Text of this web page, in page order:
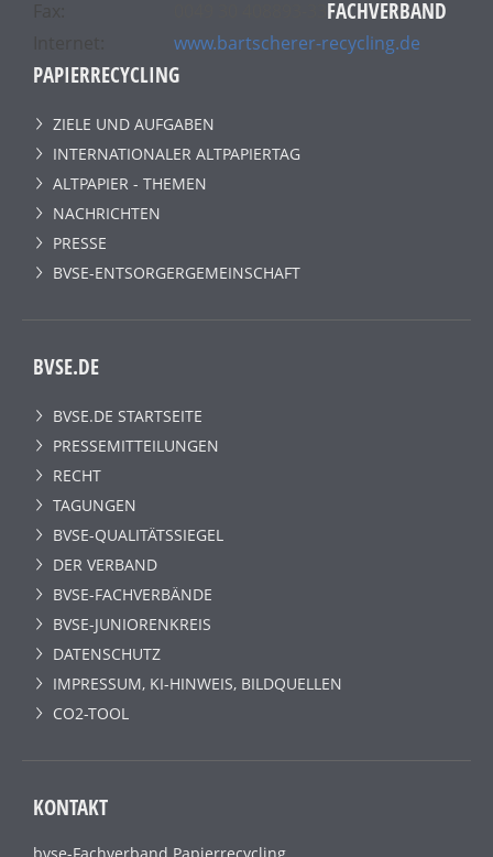
www.bartscherer-recycling.de
FACHVERBAND
PAPIERRECYCLING
ZIELE UND AUFGABEN
INTERNATIONALER ALTPAPIERTAG
ALTPAPIER - THEMEN
NACHRICHTEN
PRESSE
BVSE-ENTSORGERGEMEINSCHAFT
BVSE.DE
BVSE.DE STARTSEITE
PRESSEMITTEILUNGEN
RECHT
TAGUNGEN
BVSE-QUALITÄTSSIEGEL
DER VERBAND
BVSE-FACHVERBÄNDE
BVSE-JUNIORENKREIS
DATENSCHUTZ
IMPRESSUM, KI-HINWEIS, BILDQUELLEN
CO2-TOOL
KONTAKT